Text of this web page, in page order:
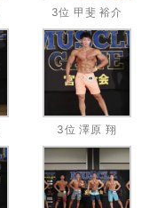
3位 甲斐 裕介
3位 澤原 翔